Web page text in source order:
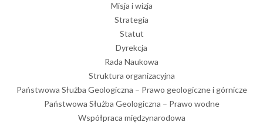
Misja i wizja
Strategia
Statut
Dyrekcja
Rada Naukowa
Struktura organizacyjna
Państwowa Służba Geologiczna – Prawo geologiczne i górnicze
Państwowa Służba Geologiczna – Prawo wodne
Współpraca międzynarodowa